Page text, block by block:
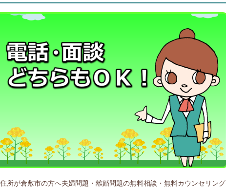
所が倉敷市の方へ夫婦問題・離婚問題の無料相談・無料カウンセリング